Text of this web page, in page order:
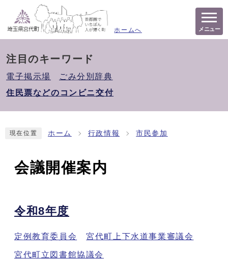
ホームへ メニュー
注目のキーワード
電子掲示場
ごみ分別辞典
住民票などのコンビニ交付
現在位置 ホーム 行政情報 市民参加
会議開催案内
令和8年度
定例教育委員会 宮代町上下水道事業審議会
宮代町立図書館協議会